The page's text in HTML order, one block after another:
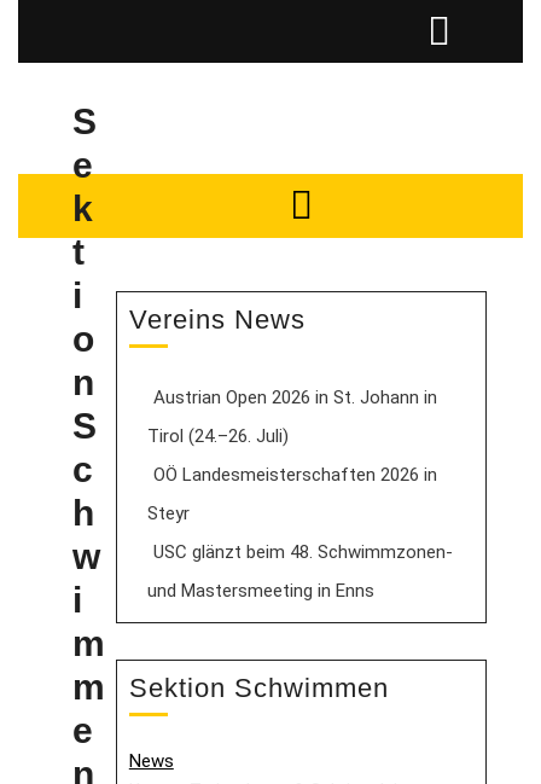
S
e
k
t
i
o
n
S
c
h
w
i
m
m
e
n
Vereins News
Austrian Open 2026 in St. Johann in
Tirol (24.–26. Juli)
OÖ Landesmeisterschaften 2026 in
Steyr
USC glänzt beim 48. Schwimmzonen-
und Mastersmeeting in Enns
Sektion Schwimmen
News